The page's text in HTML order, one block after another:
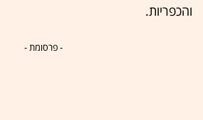
והכפריות.
- פרסומת -